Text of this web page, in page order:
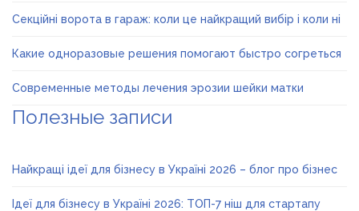
Секційні ворота в гараж: коли це найкращий вибір і коли ні
Какие одноразовые решения помогают быстро согреться
Современные методы лечения эрозии шейки матки
Полезные записи
Найкращі ідеї для бізнесу в Україні 2026 – блог про бізнес
Ідеї для бізнесу в Україні 2026: ТОП-7 ніш для стартапу